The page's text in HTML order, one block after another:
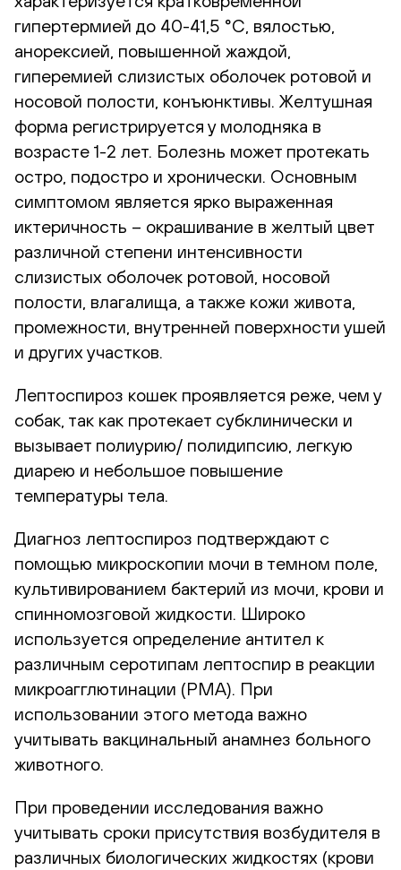
гипертермией до 40-41,5 °С, вялостью,
анорексией, повышенной жаждой,
гиперемией слизистых оболочек ротовой и
носовой полости, конъюнктивы. Желтушная
форма регистрируется у молодняка в
возрасте 1-2 лет. Болезнь может протекать
остро, подостро и хронически. Основным
симптомом является ярко выраженная
иктеричность – окрашивание в желтый цвет
различной степени интенсивности
слизистых оболочек ротовой, носовой
полости, влагалища, а также кожи живота,
промежности, внутренней поверхности ушей
и других участков.
Лептоспироз кошек проявляется реже, чем у
собак, так как протекает субклинически и
вызывает полиурию/ полидипсию, легкую
диарею и небольшое повышение
температуры тела.
Диагноз лептоспироз подтверждают с
помощью микроскопии мочи в темном поле,
культивированием бактерий из мочи, крови и
спинномозговой жидкости. Широко
используется определение антител к
различным серотипам лептоспир в реакции
микроагглютинации (РМА). При
использовании этого метода важно
учитывать вакцинальный анамнез больного
животного.
При проведении исследования важно
учитывать сроки присутствия возбудителя в
различных биологических жидкостях (крови